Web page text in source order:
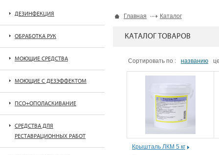
Главная Каталог
КАТАЛОГ ТОВАРОВ
Сортировать по : названию
Крышталь ЛКМ 5 кг
ДЕЗИНФЕКЦИЯ
ОБРАБОТКА РУК
МОЮЩИЕ СРЕДСТВА
МОЮЩИЕ С ДЕЗЭФФЕКТОМ
ПСО+ОПОЛАСКИВАНИЕ
СРЕДСТВА ДЛЯ
РЕСТАВРАЦИОННЫХ РАБОТ